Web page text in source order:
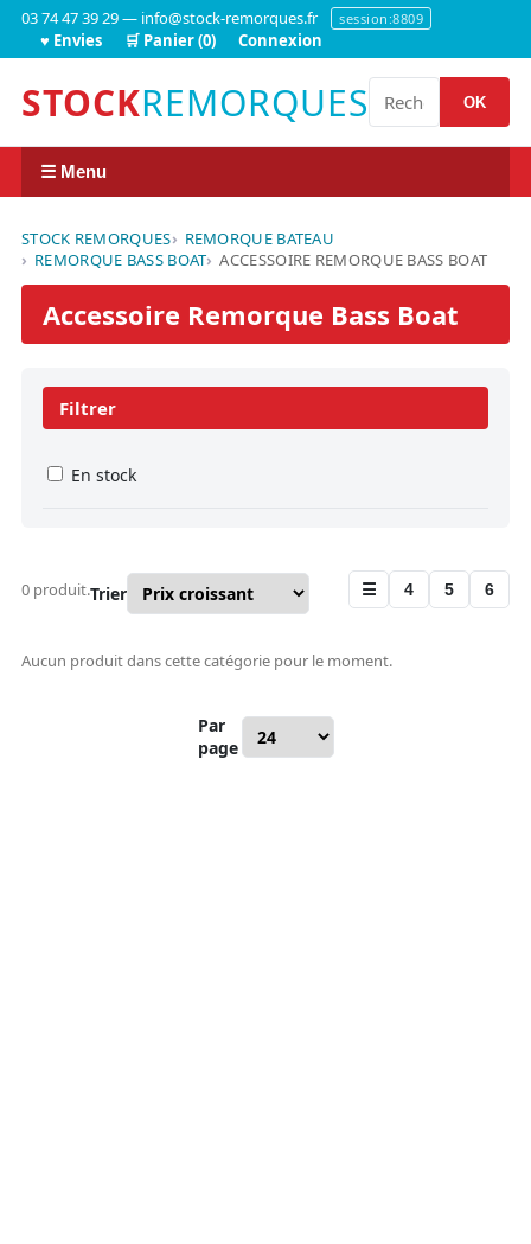
03 74 47 39 29 — info@stock-remorques.fr session:8809
♥ Envies 🛒 Panier (0) Connexion
STOCKREMORQUES OK
☰ Menu
STOCK REMORQUES
REMORQUE BATEAU
REMORQUE BASS BOAT
ACCESSOIRE REMORQUE BASS BOAT
Accessoire Remorque Bass Boat
Filtrer
En stock
0 produit.Trier ☰ 4 5 6
Aucun produit dans cette catégorie pour le moment.
Par
page